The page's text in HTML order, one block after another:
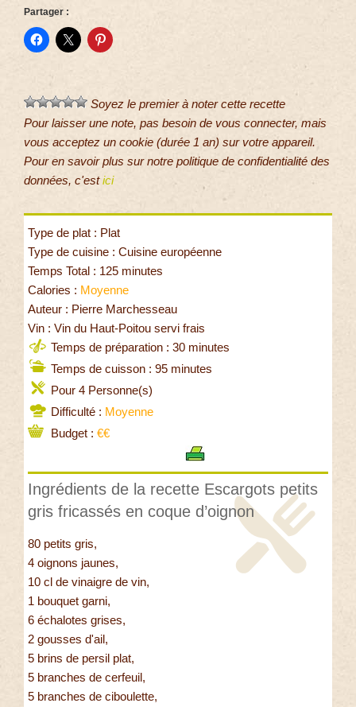
Partager :
Soyez le premier à noter cette recette
Pour laisser une note, pas besoin de vous connecter, mais
vous acceptez un cookie (durée 1 an) sur votre appareil.
Pour en savoir plus sur notre politique de confidentialité des
données, c'estici
Type de plat : Plat
Type de cuisine : Cuisine européenne
Temps Total : 125 minutes
Calories : Moyenne
Auteur : Pierre Marchesseau
Vin : Vin du Haut-Poitou servi frais
Temps de préparation : 30 minutes
Temps de cuisson : 95 minutes
Pour 4 Personne(s)
Difficulté : Moyenne
Budget : €€
Ingrédients de la recette Escargots petits
gris fricassés en coque d’oignon
80 petits gris,
4 oignons jaunes,
10 cl de vinaigre de vin,
1 bouquet garni,
6 échalotes grises,
2 gousses d'ail,
5 brins de persil plat,
5 branches de cerfeuil,
5 branches de ciboulette,